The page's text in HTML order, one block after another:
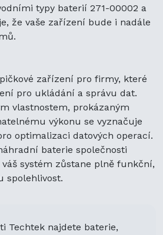
typy baterií 271-00002 a
že vaše zařízení bude i nadále
zařízení pro firmy, které
pro ukládání a správu dat.
vlastnostem, prokázaným
výkonu se vyznačuje
optimalizaci datových operací.
baterie společnosti
systém zůstane plně funkční,
spolehlivost.
Techtek najdete baterie,